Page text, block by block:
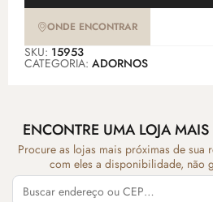
ONDE ENCONTRAR
SKU: 15953
CATEGORIA: ADORNOS
ENCONTRE UMA LOJA
Procure as lojas mais próximas de sua
com eles a disponibilidade, não